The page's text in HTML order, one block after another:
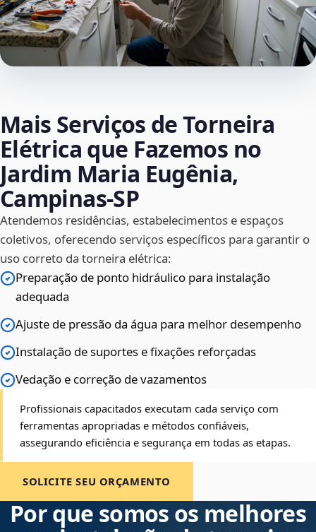
Mais Serviços de Torneira
Elétrica que Fazemos no
Jardim Maria Eugênia,
Campinas‑SP
Atendemos residências, estabelecimentos e espaços
coletivos, oferecendo serviços específicos para garantir o
uso correto da torneira elétrica:
Preparação de ponto hidráulico para instalação
adequada
Ajuste de pressão da água para melhor desempenho
Instalação de suportes e fixações reforçadas
Vedação e correção de vazamentos
Profissionais capacitados executam cada serviço com
ferramentas apropriadas e métodos confiáveis,
assegurando eficiência e segurança em todas as etapas.
SOLICITE SEU ORÇAMENTO
Por que somos os melhores